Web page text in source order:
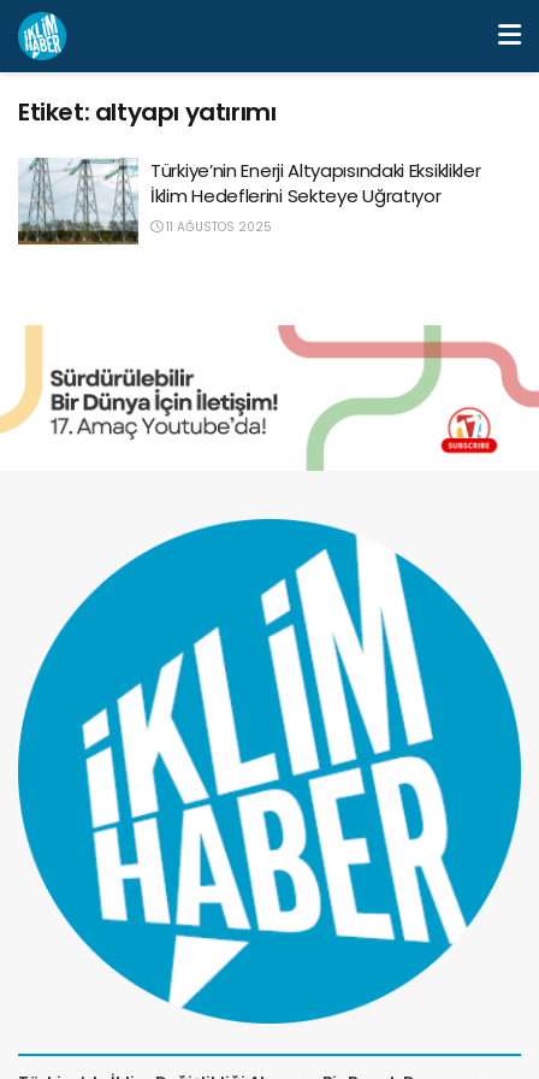
Etiket: altyapı yatırımı
Türkiye’nin Enerji Altyapısındaki Eksiklikler
İklim Hedeflerini Sekteye Uğratıyor
11 AĞUSTOS 2025